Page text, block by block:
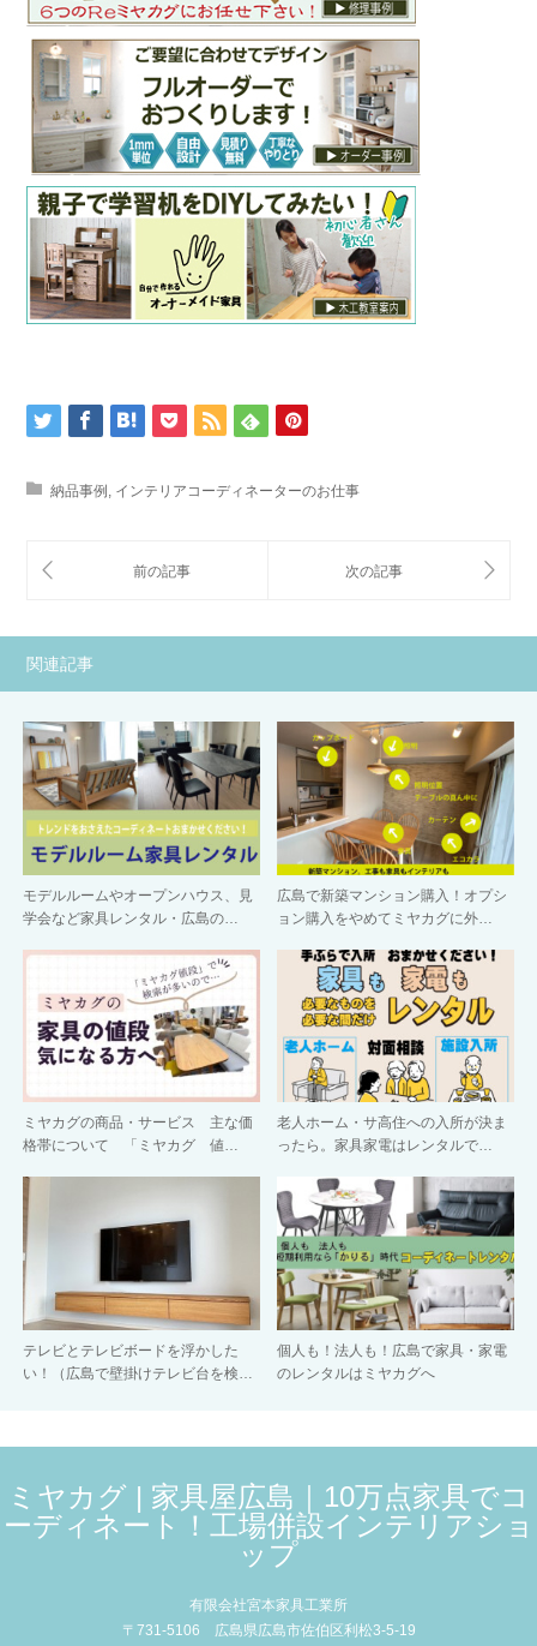
納品事例 インテリアコーディネーターのお仕事
関連記事
モデルルームやオープンハウス、見
学会など家具レンタル・広島の…
広島で新築マンション購入！オプシ
ョン購入をやめてミヤカグに外…
ミヤカグの商品・サービス 主な価
格帯について 「ミヤカグ 値…
老人ホーム・サ高住への入所が決ま
ったら。家具家電はレンタルで…
テレビとテレビボードを浮かした
い！（広島で壁掛けテレビ台を検…
個人も！法人も！広島で家具・家電
のレンタルはミヤカグへ
ミヤカグ | 家具屋広島｜10万点家具でコ
ーディネート！工場併設インテリアショ
ップ
有限会社宮本家具工業所
〒731-5106 広島県広島市佐伯区利松3-5-19